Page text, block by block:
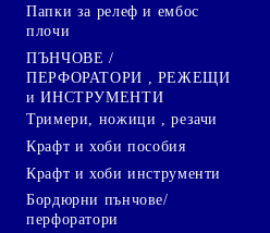
Папки за релеф и ембос
плочи
ПЪНЧОВЕ /
ПЕРФОРАТОРИ , РЕЖЕЩИ
и ИНСТРУМЕНТИ
Тримери, ножици , резачи
Крафт и хоби пособия
Крафт и хоби инструменти
Бордюрни пънчове/
перфоратори